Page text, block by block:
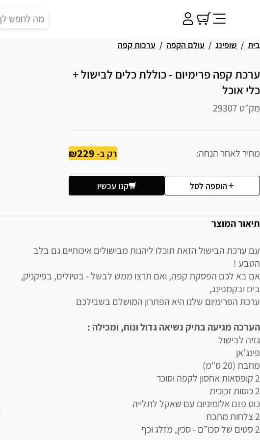
בית שופינג עולם הקפה ערכות קפה
ערכת קפה פרימיום - כוללת כלים לבישול +
כלי אוכל
מק״ט 29307
מחיר לאחר הנחה רק ב-229
הוספה לסל קנו עכשיו
תיאור המוצר
עם ערכת הבישול הזאת תוכלו ליהנות מבישולים איכותיים גם בלב
הטבע !
אם בא לכם הפסקת קפה, ואם תרצו ממש לבשל - בטיולים, בפיקניק,
בים ובקמפינג,
ערכת הפרימיום שלנו היא הפתרון המושלם בשבילכם
הערכה מגיעה בתיק נשיאה גדול ונוח, ומכילה :
גזיה לבישול
פינג’אן
מחבת (20 ס"מ)
2 קופסאות אחסון לקפה וסוכר
2 כוסות זכוכית
כוס פזם אלומיניום עם שאקל לתלייה
2 צלחות מתכת
2 סטים של סכו”ם - סכין, מזלג וכף